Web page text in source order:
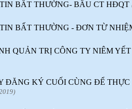
BẤT THƯỜNG- BẦU CT HĐQT
BẤT THƯỜNG - ĐƠN TỪ
QUẢN TRỊ CÔNG TY NIÊM
ĐĂNG KÝ CUỐI CÙNG ĐỂ